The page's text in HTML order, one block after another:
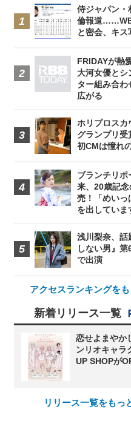
侍ジャパン・
倫報道
と密会、キス
FRIDAYが熱
大河女優とシ
ター組み合わ
広がる
ホリプロスカ
グランプリ受
初CMは憧れ
ブランチリポ
来、20歳記
売！「めいっ
を出していま
浅川梨奈、話
しない男』
で出演
アクセスランキングを
新着リリース一覧
恋せよまやか
ンリオキャラ
UP SHOPが
リリース一覧をもっ